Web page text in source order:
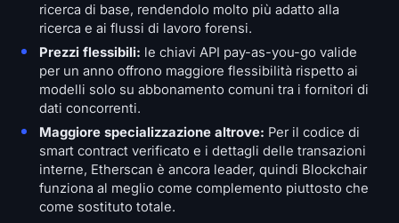
ricerca di base, rendendolo molto più adatto alla
ricerca e ai flussi di lavoro forensi.
Prezzi flessibili: le chiavi API pay-as-you-go valide
per un anno offrono maggiore flessibilità rispetto ai
modelli solo su abbonamento comuni tra i fornitori di
dati concorrenti.
Maggiore specializzazione altrove: Per il codice di
smart contract verificato e i dettagli delle transazioni
interne, Etherscan è ancora leader, quindi Blockchair
funziona al meglio come complemento piuttosto che
come sostituto totale.